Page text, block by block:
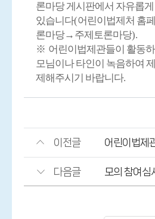
론마당 게시판에서 자유롭
있습니다(어린이법제처 홈
론마당→ 주제토론마당).
※ 어린이법제관들이 활동
모님이나 타인이 녹음하여
제해주시기 바랍니다.
이전글
다음글